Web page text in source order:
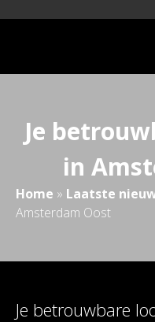
Je
in
Home » Laatste
Amsterdam Oost
Je betrouwbare